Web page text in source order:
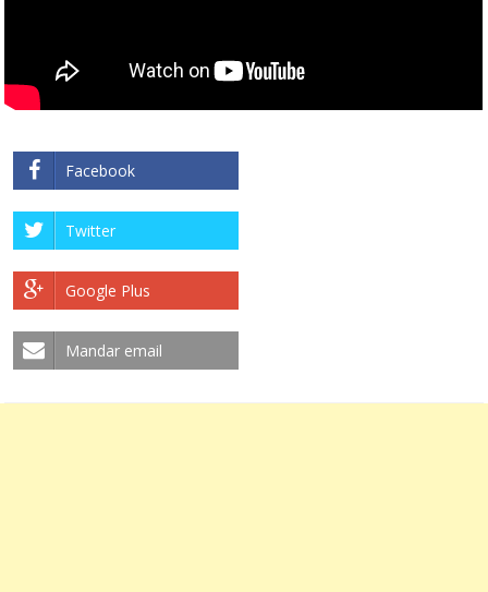
Facebook
Twitter
Google Plus
Mandar email